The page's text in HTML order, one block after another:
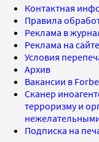
Контактная
Правила
Реклама в
Реклама на сайте
Условия
Архив
Вакансии в
Сканер
терроризму и
Подписка на